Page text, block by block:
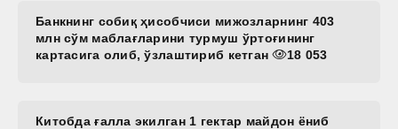
Банкнинг собиқ ҳисобчиси мижозларнинг 403
млн сўм маблағларини турмуш ўртоғининг
картасига олиб, ўзлаштириб кетган
18 053
Китобда ғалла экилган 1 гектар майдон ёниб